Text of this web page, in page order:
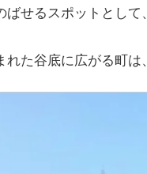
ばせるスポットとして
た谷底に広がる町